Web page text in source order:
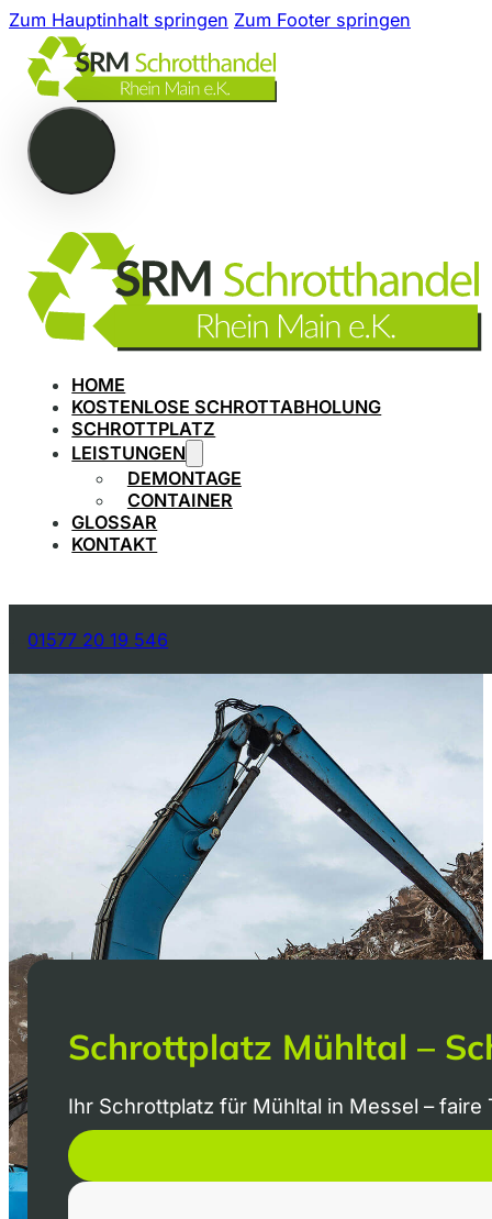
Zum Hauptinhalt springen Zum Footer springen
HOME
KOSTENLOSE SCHROTTABHOLUNG
SCHROTTPLATZ
LEISTUNGEN
DEMONTAGE
CONTAINER
GLOSSAR
KONTAKT
01577 20 19 546
Schrottplatz Mühltal –
Ihr Schrottplatz für Mühltal in Messel –